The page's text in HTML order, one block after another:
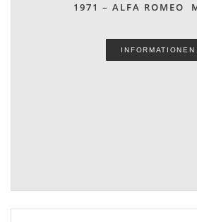
1971 – ALFA ROMEO
INFORMATIONEN